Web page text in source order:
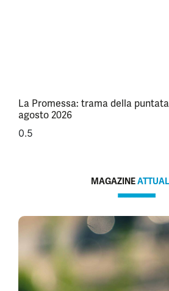
La Promessa: trama della
agosto 2026
MAGAZINE